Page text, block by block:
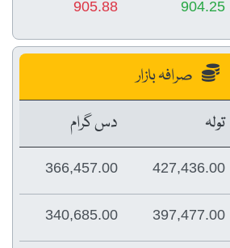
904.25
905.88
صرافہ بازار
تولہ
دس گرام
427,436.00
366,457.00
397,477.00
340,685.00